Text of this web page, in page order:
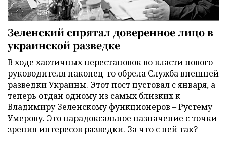
Зеленский спрятал доверенное лицо в
украинской разведке
В ходе хаотичных перестановок во власти нового
руководителя наконец-то обрела Служба внешней
разведки Украины. Этот пост пустовал с января, а
теперь отдан одному из самых близких к
Владимиру Зеленскому функционеров – Рустему
Умерову. Это парадоксальное назначение с точки
зрения интересов разведки. За что с ней так?